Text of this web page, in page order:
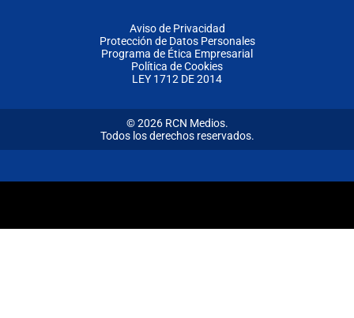
Aviso de Privacidad
Protección de Datos Personales
Programa de Ética Empresarial
Política de Cookies
LEY 1712 DE 2014
© 2026 RCN Medios.
Todos los derechos reservados.